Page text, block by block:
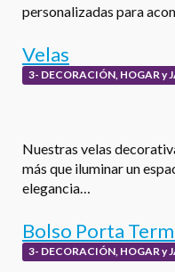
personalizadas para
Velas
3- DECORACIÓN, HOGAR y
Nuestras velas
más que iluminar un
elegancia…
Bolso Porta
3- DECORACIÓN, HOGAR y